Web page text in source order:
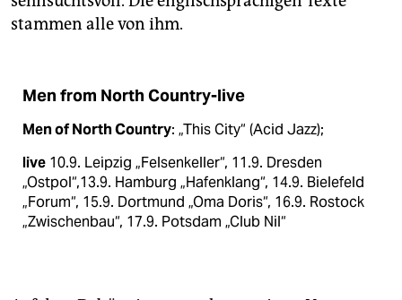
stammen alle von ihm.
Men from North Country-live
Men of North Country: „This City“ (Acid Jazz);
live 10.9. Leipzig „Felsenkeller“, 11.9. Dresden
„Ostpol“,13.9. Hamburg „Hafenklang“, 14.9. Bielefeld
„Forum“, 15.9. Dortmund „Oma Doris“, 16.9. Rostock
„Zwischenbau“, 17.9. Potsdam „Club Nil“